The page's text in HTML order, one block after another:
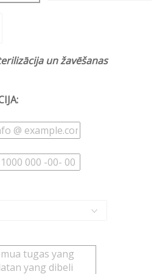
un žavēšanas